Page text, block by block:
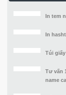
In tem
In
Túi
Tư vấn
name